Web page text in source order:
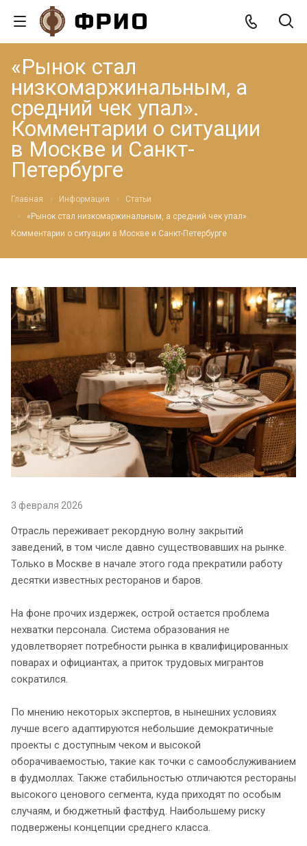
«Рынок стал
низкомаржинальным, а
средний чек упал».
Комментарии о ситуации
в Москве и Санкт-
Петербурге
Главная Информация
Статьи
«Рынок стал низкомаржинальным, а средний чек упал».
Комментарии о ситуации в Москве и Санкт-Петербурге
3 февраля 2026
Отрасль переживает рекордную волну закрытий
заведений, в том числе давно существовавших на рынке.
Только в Москве в начале этого года прекратили работу
десятки известных ресторанов и баров.
На фоне прочих издержек, острой остается проблема
нехватки персонала. Система образования не
удовлетворяет потребности рынка в квалифицированных
поварах и официантах, а приток трудовых мигрантов
сократился.
По мнению некоторых экспертов, в нынешних условиях
лучше всего адаптируются небольшие демократичные
проекты с доступным чеком и высокой
оборачиваемостью, такие как точки с самообслуживанием
в фудмоллах. Также стабильностью отличаются рестораны
высокого ценового сегмента, куда приходят по особым
случаям, и бюджетный фастфуд. Наибольшему риску
подвержены концепции среднего класса.